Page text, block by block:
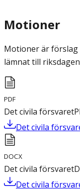
Motioner
Motioner är förslag
lämnat till
PDF
Det civila försvaret
Det civila
DOCX
Det civila försvaret
Det civila